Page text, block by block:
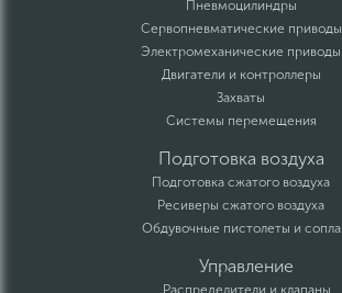
Пневмоцилиндры
Сервопневматические приводы
Электромеханические приводы
Двигатели и контроллеры
Захваты
Системы перемещения
Подготовка воздуха
Подготовка сжатого воздуха
Ресиверы сжатого воздуха
Обдувочные пистолеты и сопла
Управление